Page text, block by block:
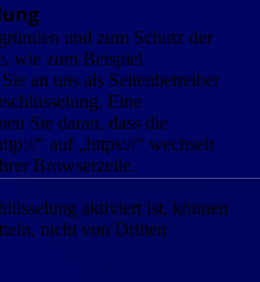
und zum Schutz der
wie zum Beispiel
an uns als Seitenbetreiber
Eine
Sie daran, dass die
“ auf „https://“ wechselt
Browserzeile.
aktiviert ist, können
nicht von Dritten